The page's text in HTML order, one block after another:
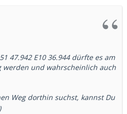
47.942 E10 36.944 dürfte es am
werden und wahrscheinlich auch
Weg dorthin suchst, kannst Du